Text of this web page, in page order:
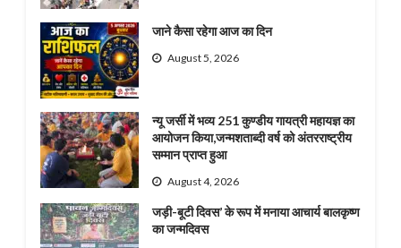
जाने कैसा रहेगा आज का दिन
August 5, 2026
न्यू जर्सी में भव्य 251 कुण्डीय गायत्री महायज्ञ का
आयोजन किया,जन्मशताब्दी वर्ष को अंतरराष्ट्रीय
सम्मान प्राप्त हुआ
August 4, 2026
जड़ी-बूटी दिवस’ के रूप में मनाया आचार्य बालकृष्ण
का जन्मदिवस